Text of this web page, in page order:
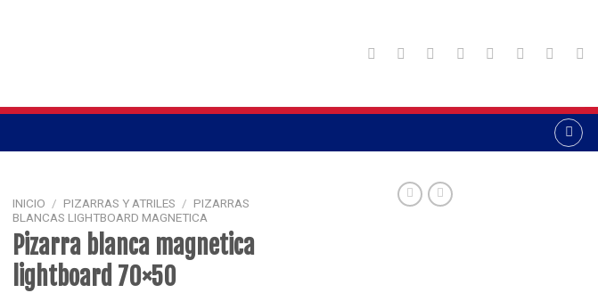
INICIO / PIZARRAS Y ATRILES / PIZARRAS
BLANCAS LIGHTBOARD MAGNETICA
Pizarra blanca magnetica
lightboard 70×50